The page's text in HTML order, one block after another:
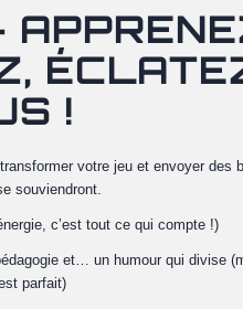
!
votre jeu et envoyer des
souviendront.
c’est tout ce qui compte !)
et… un humour qui divise
parfait)